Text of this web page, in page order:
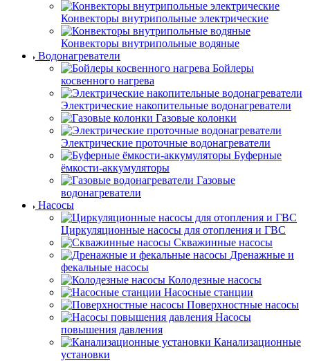
Конвекторы внутрипольные электрические
Конвекторы внутрипольные водяные
Водонагреватели
Бойлеры
косвенного нагрева
Электрические накопительные водонагреватели
Газовые колонки
Электрические проточные водонагреватели
Буферные
ёмкости-аккумуляторы
Газовые
водонагреватели
Насосы
Циркуляционные насосы для отопления и ГВС
Скважинные насосы
Дренажные и
фекальные насосы
Колодезные насосы
Насосные станции
Поверхностные насосы
Насосы
повышения давления
Канализационные
установки